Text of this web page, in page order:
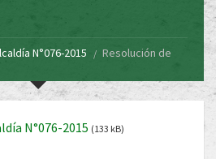
N°076-2015
Resolución de
N°076-2015 (133 kB)